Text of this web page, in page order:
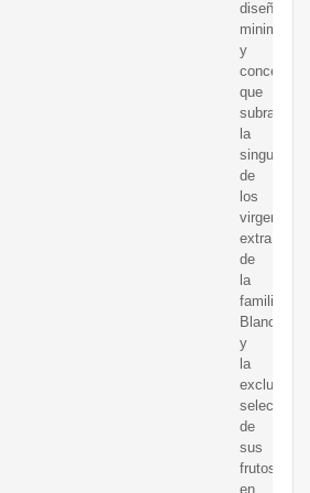
diseño
y
conceptual
que
subraya
la
de
los
virgen
extra
de
la
familia
Blanco
y
la
exclusiva
selección
de
sus
frutos
en